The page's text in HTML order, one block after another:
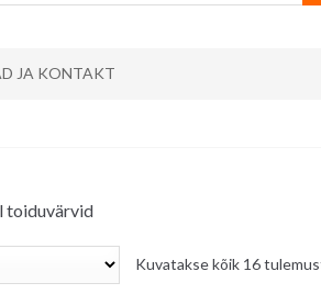
JA KONTAKT
toiduvärvid
Kuvatakse kõik 16